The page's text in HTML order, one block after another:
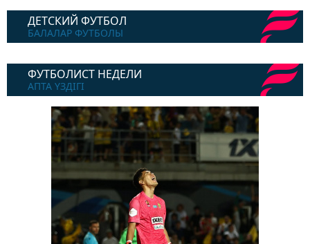
ДЕТСКИЙ ФУТБОЛ
БАЛАЛАР ФУТБОЛЫ
ФУТБОЛИСТ НЕДЕЛИ
АПТА ҮЗДІГІ